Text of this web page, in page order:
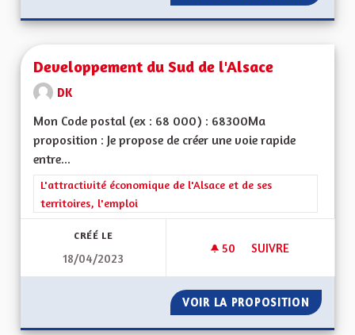
Developpement du Sud de l'Alsace
DK
Mon Code postal (ex : 68 000) : 68300Ma
proposition : Je propose de créer une voie rapide
entre...
Filtrer les résultats de la catégorie : L'attractivité
L'attractivité économique de l'Alsace et de ses
territoires, l'emploi
CRÉÉ LE
18/04/2023
50 50 ABONNÉS
SUIVRE
VOIR LA PROPOSITION